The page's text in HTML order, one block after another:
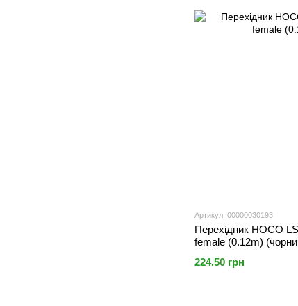
Артикул: 00000030193
Перехідник HOCO
female (0.12m)
224.50 грн